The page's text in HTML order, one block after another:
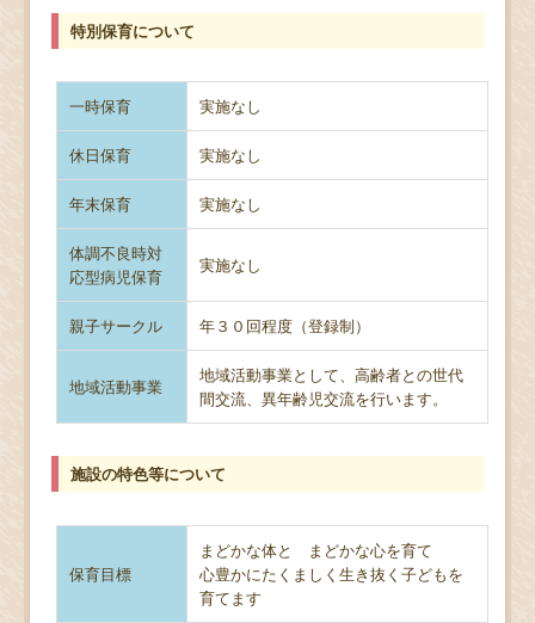
特別保育について
一時保育 実施なし
休日保育 実施なし
年末保育 実施なし
体調不良時対
応型病児保育
実施なし
親子サークル 年３０回程度（登録制）
地域活動事業
地域活動事業として、高齢者との世代
間交流、異年齢児交流を行います。
施設の特色等について
保育目標
まどかな体と まどかな心を育て
心豊かにたくましく生き抜く子どもを
育てます